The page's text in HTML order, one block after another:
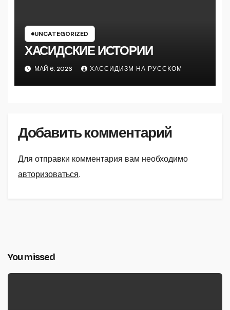
UNCATEGORIZED
ХАСИДСКИЕ ИСТОРИИ
МАЙ 6, 2026 ХАССИДИЗМ НА РУССКОМ
Добавить комментарий
Для отправки комментария вам необходимо
авторизоваться.
You missed